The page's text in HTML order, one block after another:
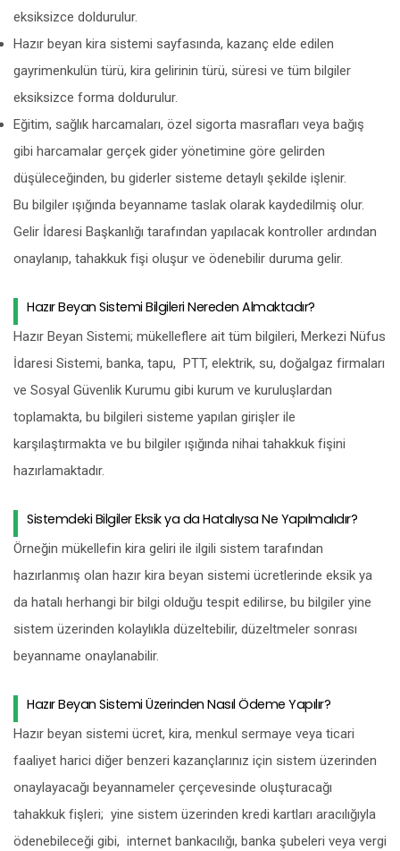
eksiksizce doldurulur.
Hazır beyan kira sistemi sayfasında, kazanç elde edilen
gayrimenkulün türü, kira gelirinin türü, süresi ve tüm bilgiler
eksiksizce forma doldurulur.
Eğitim, sağlık harcamaları, özel sigorta masrafları veya bağış
gibi harcamalar gerçek gider yönetimine göre gelirden
düşüleceğinden, bu giderler sisteme detaylı şekilde işlenir.
Bu bilgiler ışığında beyanname taslak olarak kaydedilmiş olur.
Gelir İdaresi Başkanlığı tarafından yapılacak kontroller ardından
onaylanıp, tahakkuk fişi oluşur ve ödenebilir duruma gelir.
Hazır Beyan Sistemi Bilgileri Nereden Almaktadır?
Hazır Beyan Sistemi; mükelleflere ait tüm bilgileri, Merkezi Nüfus
İdaresi Sistemi, banka, tapu, PTT, elektrik, su, doğalgaz firmaları
ve Sosyal Güvenlik Kurumu gibi kurum ve kuruluşlardan
toplamakta, bu bilgileri sisteme yapılan girişler ile
karşılaştırmakta ve bu bilgiler ışığında nihai tahakkuk fişini
hazırlamaktadır.
Sistemdeki Bilgiler Eksik ya da Hatalıysa Ne Yapılmalıdır?
Örneğin mükellefin kira geliri ile ilgili sistem tarafından
hazırlanmış olan hazır kira beyan sistemi ücretlerinde eksik ya
da hatalı herhangi bir bilgi olduğu tespit edilirse, bu bilgiler yine
sistem üzerinden kolaylıkla düzeltebilir, düzeltmeler sonrası
beyanname onaylanabilir.
Hazır Beyan Sistemi Üzerinden Nasıl Ödeme Yapılır?
Hazır beyan sistemi ücret, kira, menkul sermaye veya ticari
faaliyet harici diğer benzeri kazançlarınız için sistem üzerinden
onaylayacağı beyannameler çerçevesinde oluşturacağı
tahakkuk fişleri; yine sistem üzerinden kredi kartları aracılığıyla
ödenebileceği gibi, internet bankacılığı, banka şubeleri veya vergi